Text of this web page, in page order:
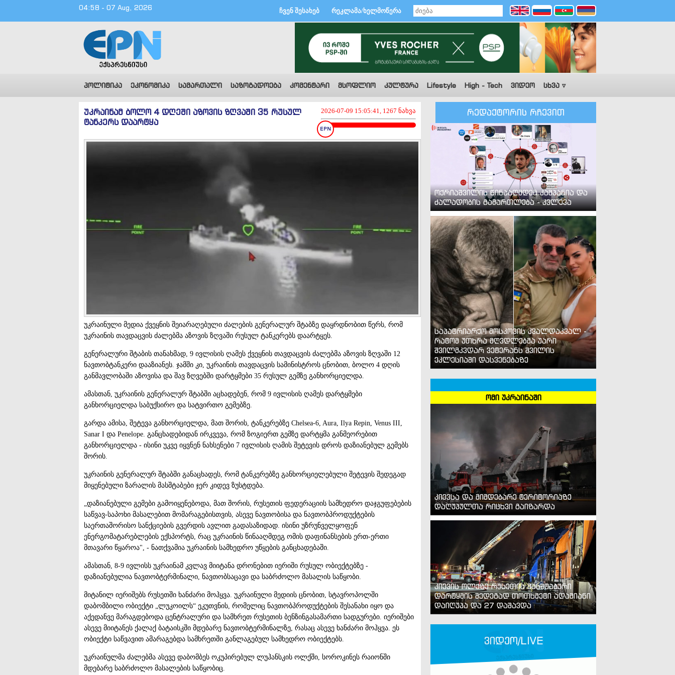
04:58 - 07 Aug, 2026 ჩვენ შესახებ რეკლამა/ხელმოწერა
პოლიტიკა ეკონომიკა სამართალი საზოგადოება კომენტარი მსოფლიო კულტურა Lifestyle High - Tech ვიდეო სხვა ▿
2026-07-09 15:05:41, 1267 ნახვა
უკრაინამ ბოლო 4 დღეში აზოვის ზღვაში 35 რუსულ
ტანკერს დაარტყა
უკრაინული მედია ქვეყნის შეიარაღებული ძალების გენერალურ შტაბზე დაყრდნობით წერს, რომ
უკრაინის თავდაცვის ძალებმა აზოვის ზღვაში რუსულ ტანკერებს დაარტყეს.
გენერალური შტაბის თანახმად, 9 ივლისის ღამეს ქვეყნის თავდაცვის ძალებმა აზოვის ზღვაში 12
ნავთობტანკერი დააზიანეს. ჯამში კი, უკრაინის თავდაცვის სამინისტროს ცნობით, ბოლო 4 დღის
განმავლობაში აზოვისა და შავ ზღვებში დარტყმები 35 რუსულ გემზე განხორციელდა.
ამასთან, უკრაინის გენერალურ შტაბში აცხადებენ, რომ 9 ივლისის ღამეს დარტყმები
განხორციელდა საბუქსირო და სატვირთო გემებზე.
გარდა ამისა, შეტევა განხორციელდა, მათ შორის, ტანკერებზე Chelsea-6, Aura, Ilya Repin, Venus III,
Sanar I და Penelope. განცხადებიდან ირკვევა, რომ ზოგიერთ გემზე დარტყმა განმეორებით
განხორციელდა - ისინი უკვე იყვნენ ნახსენები 7 ივლისის ღამის შეტევის დროს დაზიანებულ გემებს
შორის.
უკრაინის გენერალურ შტაბში განაცხადეს, რომ ტანკერებზე განხორციელებული შეტევის შედეგად
მიყენებული ზარალის მასშტაბები ჯერ კიდევ ზუსტდება.
„დაზიანებული გემები გამოიყენებოდა, მათ შორის, რუსეთის ფედერაციის სამხედრო დაჯგუფებების
საწვავ-საპოხი მასალებით მომარაგებისთვის, ასევე ნავთობისა და ნავთობპროდუქტების
საერთაშორისო სანქციების გვერდის ავლით გადასაზიდად. ისინი უზრუნველყოფენ
ენერგომატარებლების ექსპორტს, რაც უკრაინის წინააღმდეგ ომის დაფინანსების ერთ-ერთი
მთავარი წყაროა", - ნათქვამია უკრაინის სამხედრო უწყების განცხადებაში.
ამასთან, 8-9 ივლისს უკრაინამ კვლავ მიიტანა დრონებით იერიში რუსულ ობიექტებზე -
დაზიანებულია ნავთობტერმინალი, ნავთობსაცავი და საბრძოლო მასალის საწყობი.
მიტანილ იერიშებს რუსეთში ხანძარი მოჰყვა. უკრაინული მედიის ცნობით, სტავროპოლში
დაბომბილი ობიექტი „ლუკოილს“ ეკუთვნის, რომელიც ნავთობპროდუქტების შესანახი იყო და
აქედანვე მარაგდებოდა ცენტრალური და სამხრეთ რუსეთის ბენზინგასამართი სადგურები. იერიშები
ასევე მიიტანეს ქალაქ ბატაისკში მდებარე ნავთობტერმინალზე, რასაც ასევე ხანძარი მოჰყვა. ეს
ობიექტი საწვავით ამარაგებდა სამხრეთში განლაგებულ სამხედრო ობიექტებს.
უკრაინულმა ძალებმა ასევე დაბომბეს ოკუპირებულ ლუჰანსკის ოლქში, სოროკინეს რაიონში
მდებარე საბრძოლო მასალების საწყობიც.
რედაქტორის რჩევით
ოქრიაშვილის წინააღმდეგ კამპანია და
ძალადობის გამართლება - კვლევა
საპატრიარქო მოსკოვის კვალდაკვალ -
რატომ უთხრა მღვდლებმა უარი
შვილმკვდარ ვეტერანს შვილის
ეკლესიაში დასვენებაზე
ომი უკრაინაში
კიევსა და მიმდებარე ტერიტორიაზე
დაღუპულთა რიცხვი გაიზარდა
კიევის ოლქზე რუსეთის მასშტაბური
დარტყმის შედეგად თოთხმეტი ადამიანი
დაიღუპა და 27 დაშავდა
ვიდეო/LIVE